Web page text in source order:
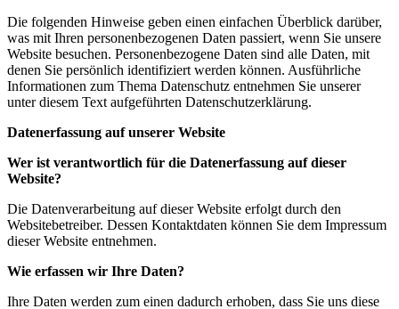
Die folgenden Hinweise geben einen einfachen Überblick darüber,
was mit Ihren personenbezogenen Daten passiert, wenn Sie unsere
Website besuchen. Personenbezogene Daten sind alle Daten, mit
denen Sie persönlich identifiziert werden können. Ausführliche
Informationen zum Thema Datenschutz entnehmen Sie unserer
unter diesem Text aufgeführten Datenschutzerklärung.
Datenerfassung auf unserer Website
Wer ist verantwortlich für die Datenerfassung auf dieser
Website?
Die Datenverarbeitung auf dieser Website erfolgt durch den
Websitebetreiber. Dessen Kontaktdaten können Sie dem Impressum
dieser Website entnehmen.
Wie erfassen wir Ihre Daten?
Ihre Daten werden zum einen dadurch erhoben, dass Sie uns diese